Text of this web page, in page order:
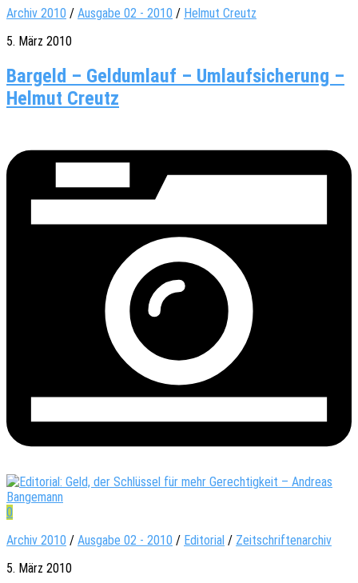
Archiv 2010 / Ausgabe 02 - 2010 / Helmut Creutz
5. März 2010
Bargeld – Geldumlauf – Umlaufsicherung –
Helmut Creutz
0
Archiv 2010 / Ausgabe 02 - 2010 / Editorial / Zeitschriftenarchiv
5. März 2010